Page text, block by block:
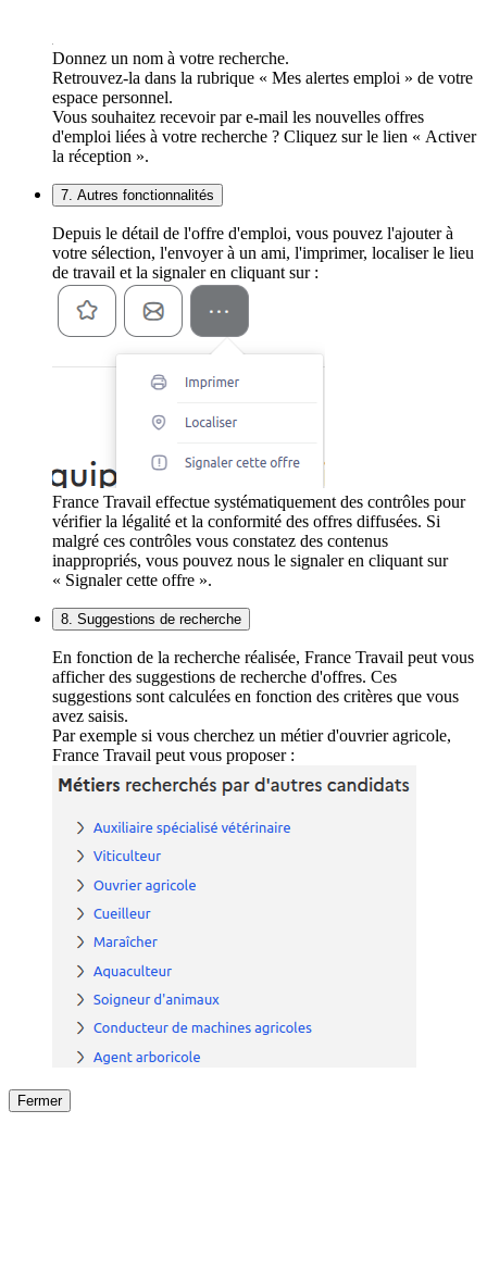
Donnez un nom à votre recherche.
Retrouvez-la dans la rubrique « Mes alertes emploi » de votre
espace personnel.
Vous souhaitez recevoir par e-mail les nouvelles offres
d'emploi liées à votre recherche ? Cliquez sur le lien « Activer
la réception ».
7. Autres fonctionnalités
Depuis le détail de l'offre d'emploi, vous pouvez l'ajouter à
votre sélection, l'envoyer à un ami, l'imprimer, localiser le lieu
de travail et la signaler en cliquant sur :
France Travail effectue systématiquement des contrôles pour
vérifier la légalité et la conformité des offres diffusées. Si
malgré ces contrôles vous constatez des contenus
inappropriés, vous pouvez nous le signaler en cliquant sur
« Signaler cette offre ».
8. Suggestions de recherche
En fonction de la recherche réalisée, France Travail peut vous
afficher des suggestions de recherche d'offres. Ces
suggestions sont calculées en fonction des critères que vous
avez saisis.
Par exemple si vous cherchez un métier d'ouvrier agricole,
France Travail peut vous proposer :
Fermer